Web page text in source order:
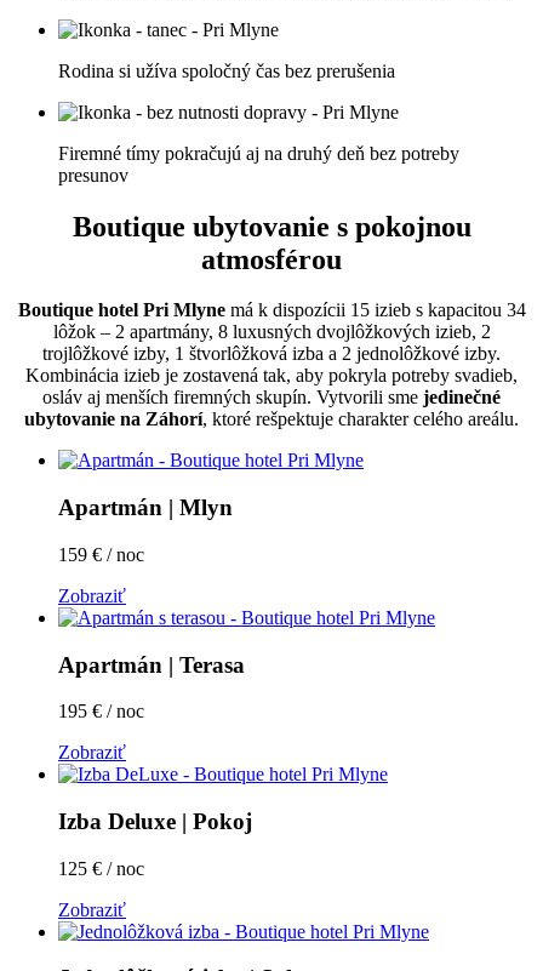
Rodina si užíva spoločný čas bez prerušenia
Firemné tímy pokračujú aj na druhý deň bez potreby
presunov
Boutique ubytovanie s pokojnou
atmosférou
Boutique hotel Pri Mlyne má k dispozícii 15 izieb s kapacitou 34
lôžok – 2 apartmány, 8 luxusných dvojlôžkových izieb, 2
trojlôžkové izby, 1 štvorlôžková izba a 2 jednolôžkové izby.
Kombinácia izieb je zostavená tak, aby pokryla potreby svadieb,
osláv aj menších firemných skupín. Vytvorili sme jedinečné
ubytovanie na Záhorí, ktoré rešpektuje charakter celého areálu.
Apartmán | Mlyn
159 € / noc
Zobraziť
Apartmán | Terasa
195 € / noc
Zobraziť
Izba Deluxe | Pokoj
125 € / noc
Zobraziť